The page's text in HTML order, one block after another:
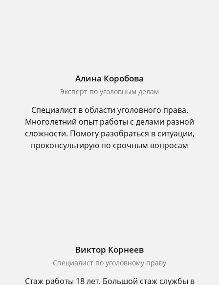
Алина Коробова
Эксперт по уголовным делам
Специалист в области уголовного права.
Многолетний опыт работы с делами разной
сложности. Помогу разобраться в ситуации,
проконсультирую по срочным вопросам
Виктор Корнеев
Cпециалист по уголовному праву
Стаж работы 18 лет. Большой стаж службы в